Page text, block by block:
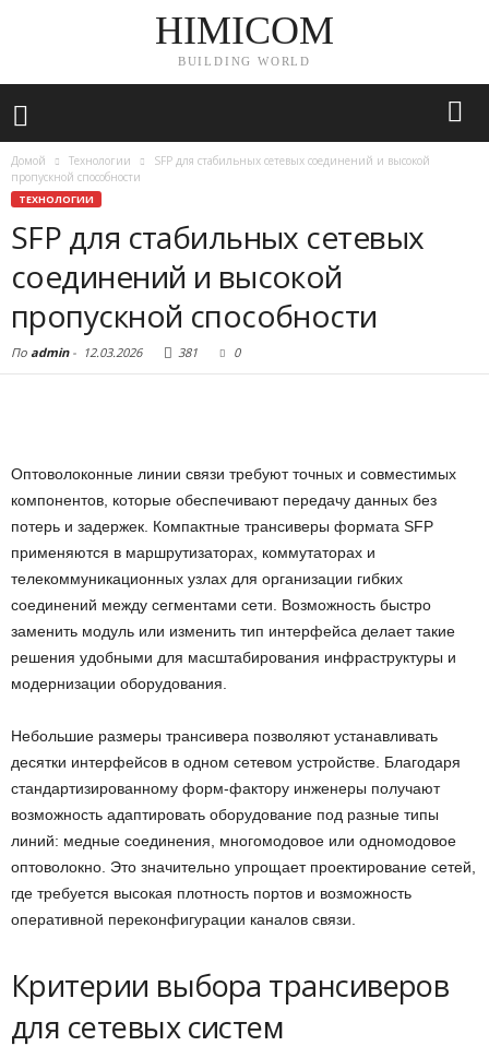
HIMICOM
BUILDING WORLD
Домой Технологии
SFP для стабильных сетевых соединений и высокой
пропускной способности
ТЕХНОЛОГИИ
SFP для стабильных сетевых
соединений и высокой
пропускной способности
По admin- 12.03.2026 381 0
Оптоволоконные линии связи требуют точных и совместимых
компонентов, которые обеспечивают передачу данных без
потерь и задержек. Компактные трансиверы формата SFP
применяются в маршрутизаторах, коммутаторах и
телекоммуникационных узлах для организации гибких
соединений между сегментами сети. Возможность быстро
заменить модуль или изменить тип интерфейса делает такие
решения удобными для масштабирования инфраструктуры и
модернизации оборудования.
Небольшие размеры трансивера позволяют устанавливать
десятки интерфейсов в одном сетевом устройстве. Благодаря
стандартизированному форм-фактору инженеры получают
возможность адаптировать оборудование под разные типы
линий: медные соединения, многомодовое или одномодовое
оптоволокно. Это значительно упрощает проектирование сетей,
где требуется высокая плотность портов и возможность
оперативной переконфигурации каналов связи.
Критерии выбора трансиверов
для сетевых систем